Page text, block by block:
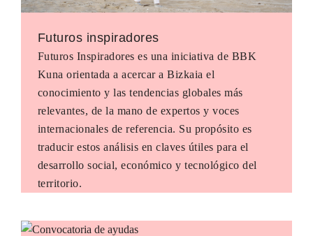
Futuros inspiradores
Futuros Inspiradores es una iniciativa de BBK
Kuna orientada a acercar a Bizkaia el
conocimiento y las tendencias globales más
relevantes, de la mano de expertos y voces
internacionales de referencia. Su propósito es
traducir estos análisis en claves útiles para el
desarrollo social, económico y tecnológico del
territorio.